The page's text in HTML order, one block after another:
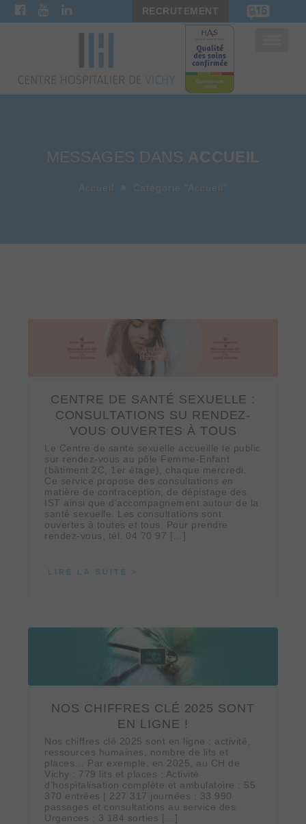
RECRUTEMENT
MESSAGES DANS ACCUEIL
Accueil Catégorie "Accueil"
CENTRE DE SANTÉ SEXUELLE :
CONSULTATIONS SU RENDEZ-
VOUS OUVERTES À TOUS
Le Centre de santé sexuelle accueille le public
sur rendez-vous au pôle Femme-Enfant
(bâtiment 2C, 1er étage), chaque mercredi.
Ce service propose des consultations en
matière de contraception, de dépistage des
IST ainsi que d’accompagnement autour de la
santé sexuelle. Les consultations sont
ouvertes à toutes et tous. Pour prendre
rendez-vous, tél. 04 70 97 […]
LIRE LA SUITE
NOS CHIFFRES CLÉ 2025 SONT
EN LIGNE !
Nos chiffres clé 2025 sont en ligne : activité,
ressources humaines, nombre de lits et
places… Par exemple, en 2025, au CH de
Vichy : 779 lits et places ; Activité
d’hospitalisation complète et ambulatoire : 55
370 entrées | 227 317 journées ; 33 990
passages et consultations au service des
Urgences ; 3 184 sorties […]